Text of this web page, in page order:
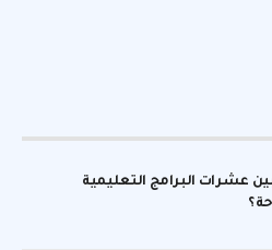
عشرات البرامج التعليمية